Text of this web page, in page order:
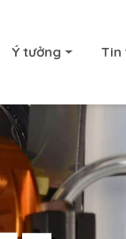
Ý tưởng Tin